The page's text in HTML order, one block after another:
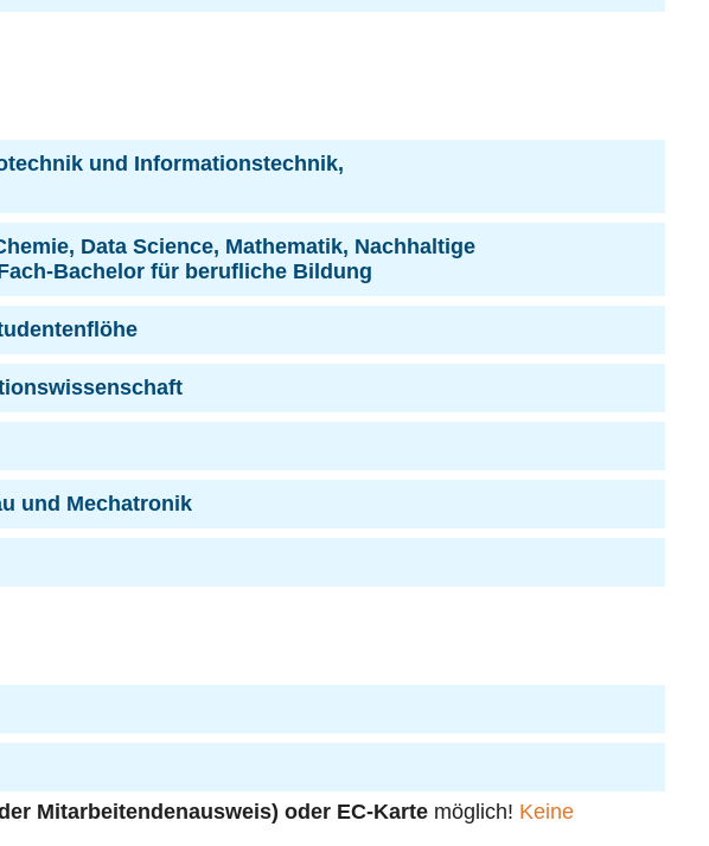
und Informationstechnik,
Data Science, Mathematik, Nachhaltige
Bachelor für berufliche Bildung
und Mechatronik
Mitarbeitendenausweis) oder EC-Kartemöglich! Keine